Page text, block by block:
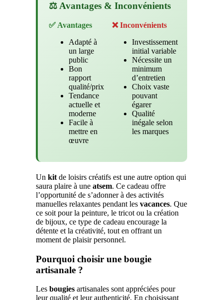
⚖️ Avantages & Inconvénients
✅ Avantages
Adapté à
un large
public
Bon
rapport
qualité/prix
Tendance
actuelle et
moderne
Facile à
mettre en
œuvre
❌ Inconvénients
Investissement
initial variable
Nécessite un
minimum
d’entretien
Choix vaste
pouvant
égarer
Qualité
inégale selon
les marques
Un kit de loisirs créatifs est une autre option qui
saura plaire à une atsem. Ce cadeau offre
l’opportunité de s’adonner à des activités
manuelles relaxantes pendant les vacances. Que
ce soit pour la peinture, le tricot ou la création
de bijoux, ce type de cadeau encourage la
détente et la créativité, tout en offrant un
moment de plaisir personnel.
Pourquoi choisir une bougie
artisanale ?
Les bougies artisanales sont appréciées pour
leur qualité et leur authenticité. En choisissant